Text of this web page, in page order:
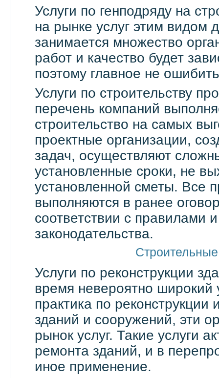
Услуги по генподряду на
на рынке услуг этим видом
занимается множество
работ и качество будет
поэтому главное не
Услуги по строительству
перечень компаний
строительство на самых
проектные организации,
задач, осуществляют
установленные сроки, не
установленной сметы. Все
выполняются в ранее
соответствии с правилами
законодательства.
Строительные
Услуги по реконструкции
время невероятно широкий
практика по реконструкции
зданий и сооружений, эти
рынок услуг. Такие услуги
ремонта зданий, и в
иное применение.